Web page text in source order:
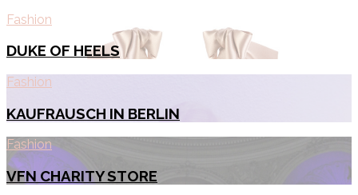
Fashion
DUKE OF HEELS
Fashion
KAUFRAUSCH IN BERLIN
Fashion
VFN CHARITY STORE